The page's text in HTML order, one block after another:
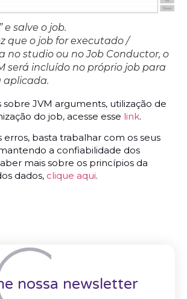
e salve o job.
que o job for executado /
no studio ou no Job Conductor, o
será incluído no próprio job para
aplicada.
sobre JVM arguments, utilização de
do job, acesse esse link.
erros, basta trabalhar com os seus
a confiabilidade dos
mais sobre os princípios da
dados, clique aqui.
nossa newsletter